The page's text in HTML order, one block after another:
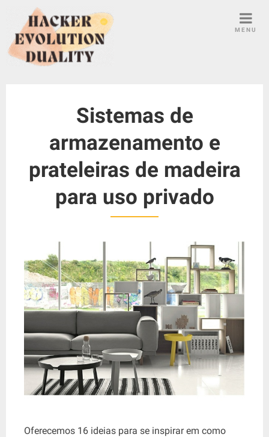
MENU
Sistemas de
armazenamento e
prateleiras de madeira
para uso privado
Oferecemos 16 ideias para se inspirar em como